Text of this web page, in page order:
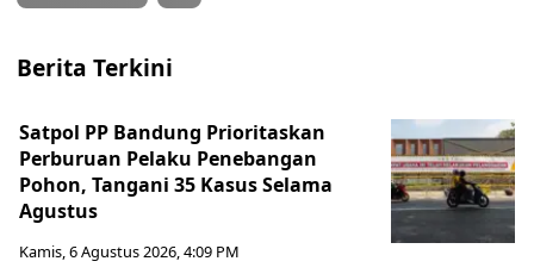
Berita Terkini
Satpol PP Bandung Prioritaskan
Perburuan Pelaku Penebangan
Pohon, Tangani 35 Kasus Selama
Agustus
Kamis, 6 Agustus 2026, 4:09 PM